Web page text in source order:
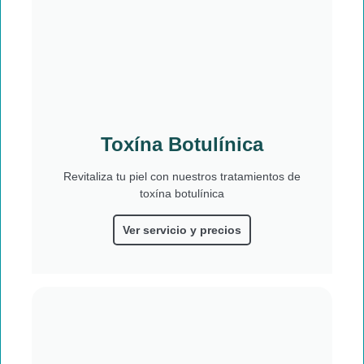
Toxína Botulínica
Revitaliza tu piel con nuestros tratamientos de
toxína botulínica
Ver servicio y precios